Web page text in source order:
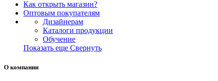
Как открыть магазин?
Оптовым покупателям
Дизайнерам
Каталоги продукции
Обучение
Показать еще Свернуть
О компании